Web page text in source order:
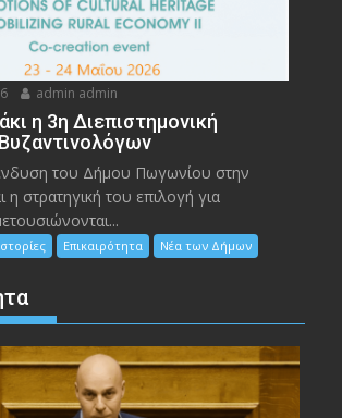
admin admin
η 3η Διεπιστημονική
του Δήμου Πωγωνίου στην
η στρατηγική του επιλογή για
Επικαιρότητα Νέα των Δήμων